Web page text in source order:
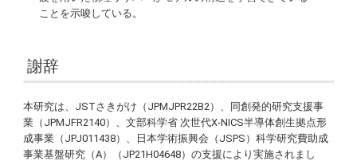
ことを示唆している。
謝辞
本研究は、JSTさきがけ（JPMJPR22B2）、同創発的研究支援事
業（JPMJFR2140）、文部科学省 次世代X-NICS半導体創生拠点形
成事業（JPJ011438）、日本学術振興会（JSPS）科学研究費助成
事業基盤研究（A）（JP21H04648）の支援により実施されまし